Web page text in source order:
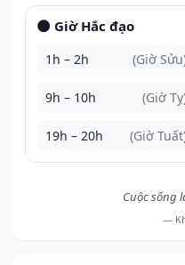
🌑 Giờ Hắc đạo
1h – 2h (Giờ
9h – 10h (Giờ
19h – 20h (Giờ
Cuộc sống
—